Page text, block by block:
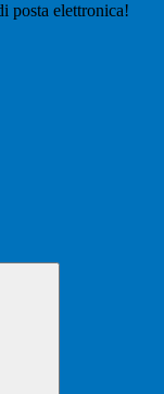
posta elettronica!